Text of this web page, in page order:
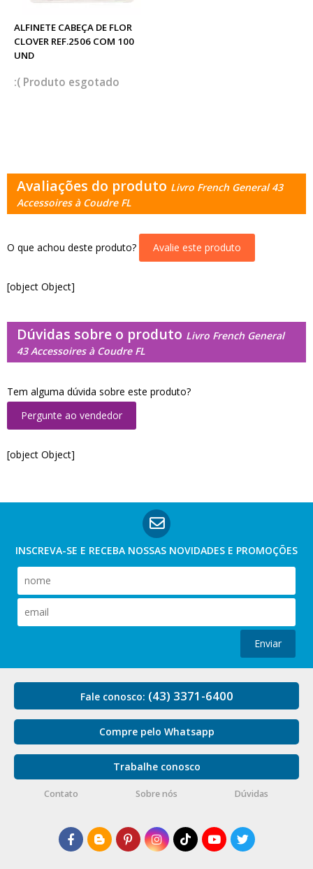
ALFINETE CABEÇA DE FLOR
CLOVER REF.2506 COM 100
UND
esgotado
Avaliações do produto Livro French General 43
Accessoires à Coudre FL
O que achou deste produto? Avalie este produto
[object Object]
Dúvidas sobre o produto Livro French General
43 Accessoires à Coudre FL
Tem alguma dúvida sobre este produto?
Pergunte ao vendedor
[object Object]
INSCREVA-SE E RECEBA NOSSAS NOVIDADES E PROMOÇÕES
Enviar
Fale conosco: (43) 3371-6400
Compre pelo Whatsapp
Trabalhe conosco
Contato Sobre nós Dúvidas